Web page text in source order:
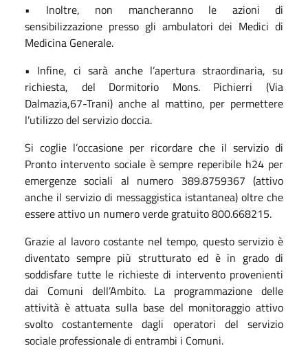
• Inoltre, non mancheranno le azioni di
sensibilizzazione presso gli ambulatori dei Medici di
Medicina Generale.
• Infine, ci sarà anche l’apertura straordinaria, su
richiesta, del Dormitorio Mons. Pichierri (Via
Dalmazia,67-Trani) anche al mattino, per permettere
l’utilizzo del servizio doccia.
Si coglie l’occasione per ricordare che il servizio di
Pronto intervento sociale è sempre reperibile h24 per
emergenze sociali al numero 389.8759367 (attivo
anche il servizio di messaggistica istantanea) oltre che
essere attivo un numero verde gratuito 800.668215.
Grazie al lavoro costante nel tempo, questo servizio è
diventato sempre più strutturato ed è in grado di
soddisfare tutte le richieste di intervento provenienti
dai Comuni dell’Ambito. La programmazione delle
attività è attuata sulla base del monitoraggio attivo
svolto costantemente dagli operatori del servizio
sociale professionale di entrambi i Comuni.